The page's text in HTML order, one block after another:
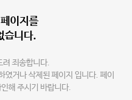
이지를
습니다.
려 죄송합니다.
였거나 삭제된 페이지 입니다. 페이
해 주시기 바랍니다.